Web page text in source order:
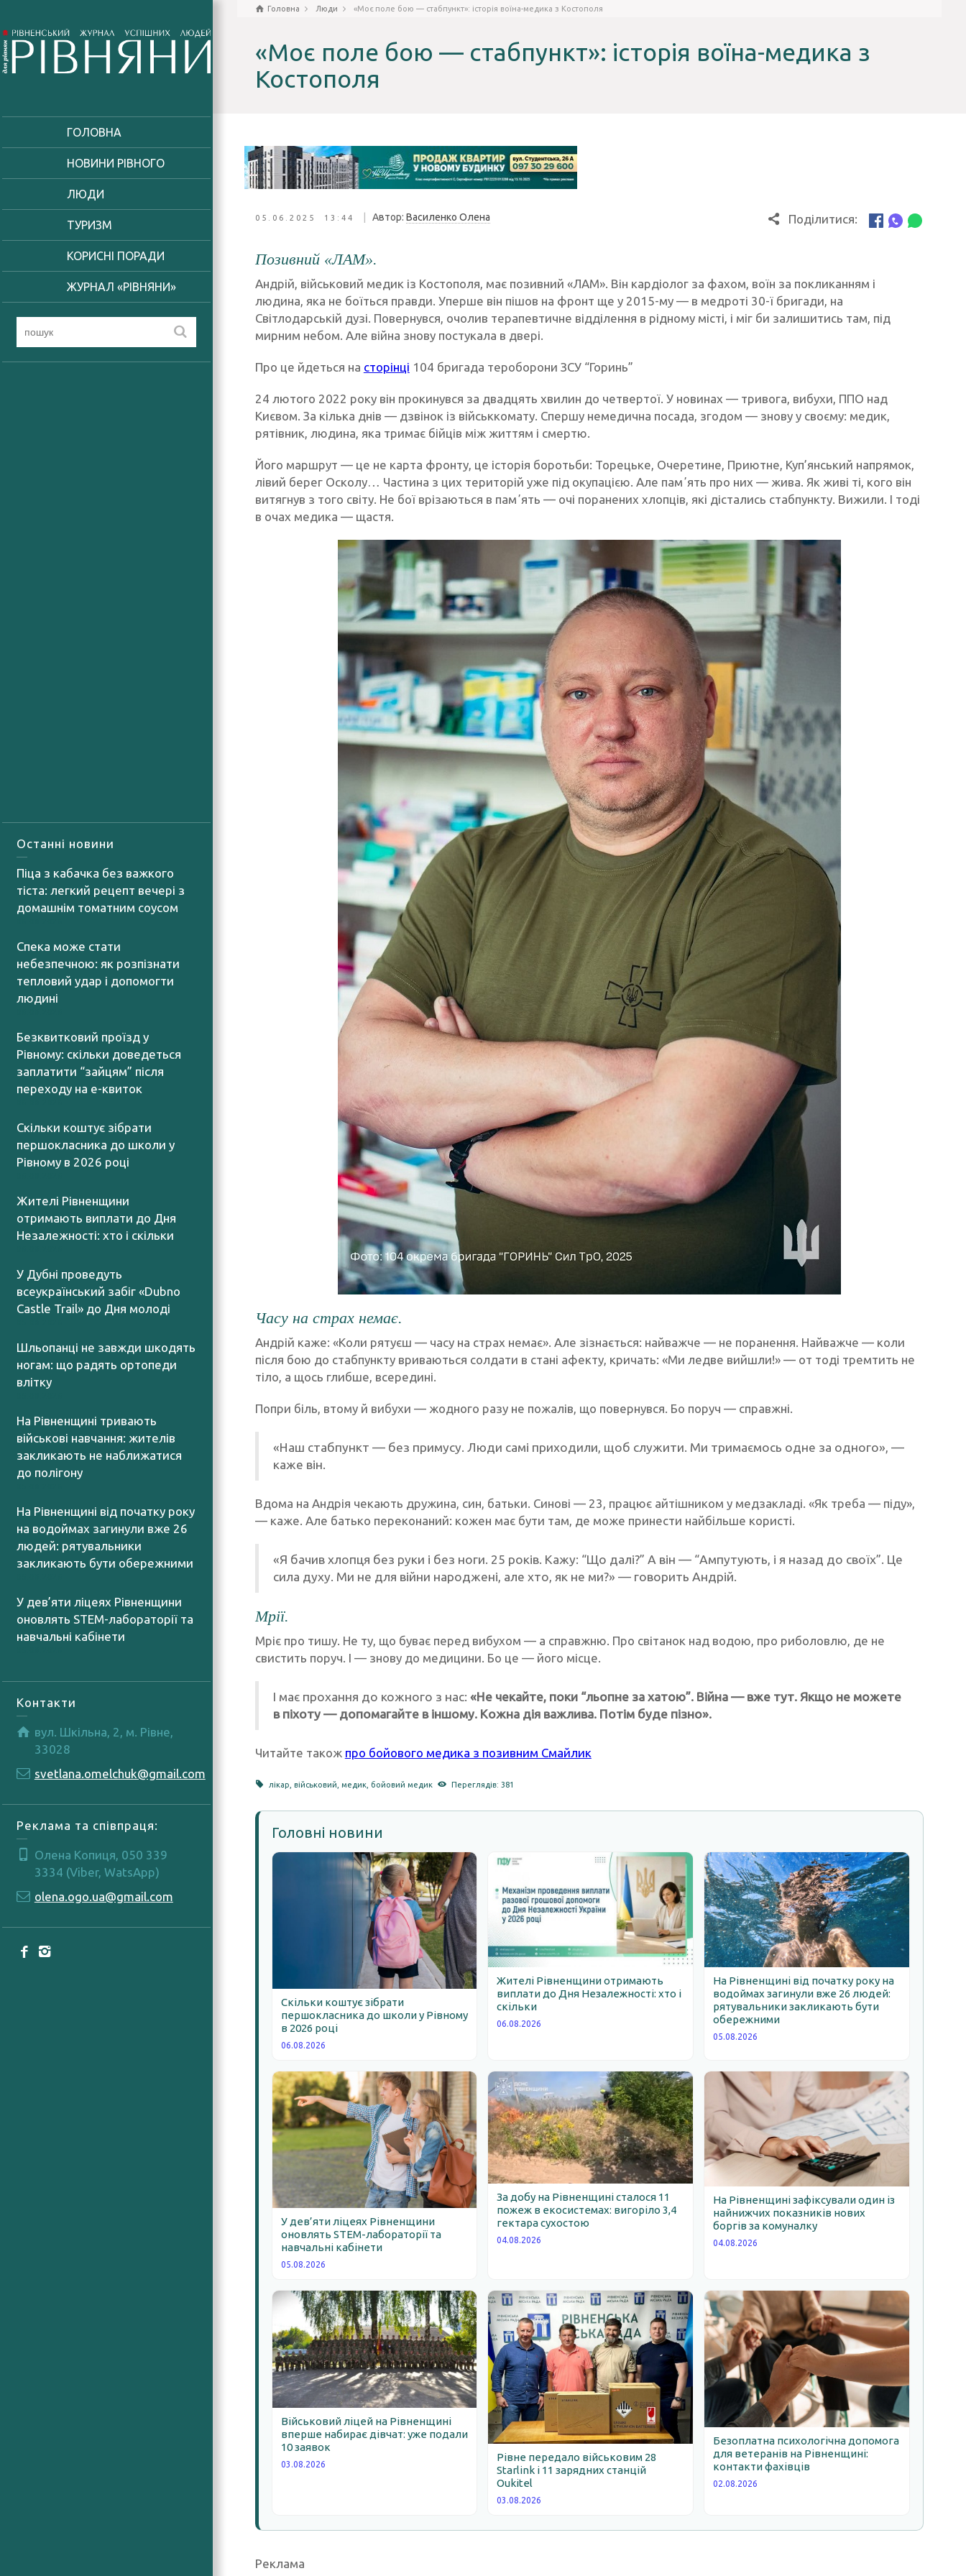
ГОЛОВНА
НОВИНИ РІВНОГО
ЛЮДИ
ТУРИЗМ
КОРИСНІ ПОРАДИ
ЖУРНАЛ «РІВНЯНИ»
Останні новини
Піца з кабачка без важкого
тіста: легкий рецепт вечері з
домашнім томатним соусом
Спека може стати
небезпечною: як розпізнати
тепловий удар і допомогти
людині
Безквитковий проїзд у
Рівному: скільки доведеться
заплатити “зайцям” після
переходу на е-квиток
Скільки коштує зібрати
першокласника до школи у
Рівному в 2026 році
Жителі Рівненщини
отримають виплати до Дня
Незалежності: хто і скільки
У Дубні проведуть
всеукраїнський забіг «Dubno
Castle Trail» до Дня молоді
Шльопанці не завжди шкодять
ногам: що радять ортопеди
влітку
На Рівненщині тривають
військові навчання: жителів
закликають не наближатися
до полігону
На Рівненщині від початку року
на водоймах загинули вже 26
людей: рятувальники
закликають бути обережними
У дев’яти ліцеях Рівненщини
оновлять STEM-лабораторії та
навчальні кабінети
Контакти
вул. Шкільна, 2, м. Рівне,
33028
svetlana.omelchuk@gmail.com
Реклама та співпраця:
Олена Копиця, 050 339
3334 (Viber, WatsApp)
olena.ogo.ua@gmail.com
Головна Люди «Моє поле бою — стабпункт»: історія воїна-медика з Костополя
«Моє поле бою — стабпункт»: історія воїна-медика з
Костополя
05.06.2025 13:44 Автор: Василенко Олена Поділитися:
Позивний «ЛАМ».
Андрій, військовий медик із Костополя, має позивний «ЛАМ». Він кардіолог за фахом, воїн за покликанням і
людина, яка не боїться правди. Уперше він пішов на фронт ще у 2015-му — в медроті 30-ї бригади, на
Світлодарській дузі. Повернувся, очолив терапевтичне відділення в рідному місті, і міг би залишитись там, під
мирним небом. Але війна знову постукала в двері.
Про це йдеться на сторінці 104 бригада тероборони ЗСУ “Горинь”
24 лютого 2022 року він прокинувся за двадцять хвилин до четвертої. У новинах — тривога, вибухи, ППО над
Києвом. За кілька днів — дзвінок із військкомату. Спершу немедична посада, згодом — знову у своєму: медик,
рятівник, людина, яка тримає бійців між життям і смертю.
Його маршрут — це не карта фронту, це історія боротьби: Торецьке, Очеретине, Приютне, Куп’янський напрямок,
лівий берег Осколу… Частина з цих територій уже під окупацією. Але памʼять про них — жива. Як живі ті, кого він
витягнув з того світу. Не бої врізаються в памʼять — очі поранених хлопців, які дістались стабпункту. Вижили. І тоді
в очах медика — щастя.
Часу на страх немає.
Андрій каже: «Коли рятуєш — часу на страх немає». Але зізнається: найважче — не поранення. Найважче — коли
після бою до стабпункту вриваються солдати в стані афекту, кричать: «Ми ледве вийшли!» — от тоді тремтить не
тіло, а щось глибше, всередині.
Попри біль, втому й вибухи — жодного разу не пожалів, що повернувся. Бо поруч — справжні.
«Наш стабпункт — без примусу. Люди самі приходили, щоб служити. Ми тримаємось одне за одного», —
каже він.
Вдома на Андрія чекають дружина, син, батьки. Синові — 23, працює айтішником у медзакладі. «Як треба — піду»,
— каже. Але батько переконаний: кожен має бути там, де може принести найбільше користі.
«Я бачив хлопця без руки і без ноги. 25 років. Кажу: “Що далі?” А він — “Ампутують, і я назад до своїх”. Це
сила духу. Ми не для війни народжені, але хто, як не ми?» — говорить Андрій.
Мрії.
Мріє про тишу. Не ту, що буває перед вибухом — а справжню. Про світанок над водою, про риболовлю, де не
свистить поруч. І — знову до медицини. Бо це — його місце.
І має прохання до кожного з нас: «Не чекайте, поки “льопне за хатою”. Війна — вже тут. Якщо не можете
в піхоту — допомагайте в іншому. Кожна дія важлива. Потім буде пізно».
Читайте також про бойового медика з позивним Смайлик
лікар ,військовий ,медик ,бойовий медик Переглядів: 381
Головні новини
Скільки коштує зібрати
першокласника до школи у Рівному
в 2026 році
06.08.2026
Жителі Рівненщини отримають
виплати до Дня Незалежності: хто і
скільки
06.08.2026
На Рівненщині від початку року на
водоймах загинули вже 26 людей:
рятувальники закликають бути
обережними
05.08.2026
У дев’яти ліцеях Рівненщини
оновлять STEM-лабораторії та
навчальні кабінети
05.08.2026
За добу на Рівненщині сталося 11
пожеж в екосистемах: вигоріло 3,4
гектара сухостою
04.08.2026
На Рівненщині зафіксували один із
найнижчих показників нових
боргів за комуналку
04.08.2026
Військовий ліцей на Рівненщині
вперше набирає дівчат: уже подали
10 заявок
03.08.2026
Рівне передало військовим 28
Starlink і 11 зарядних станцій
Oukitel
03.08.2026
Безоплатна психологічна допомога
для ветеранів на Рівненщині:
контакти фахівців
02.08.2026
Реклама